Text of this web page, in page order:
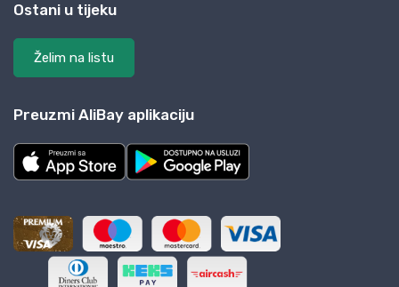
Ostani u tijeku
Želim na listu
Preuzmi AliBay aplikaciju